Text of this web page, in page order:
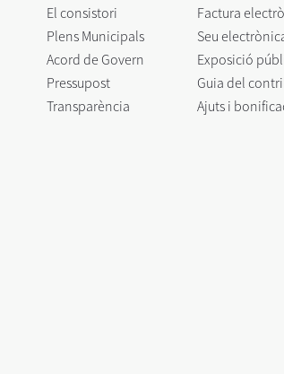
El consistori
Plens Municipals
Acord de Govern
Pressupost
Transparència
Factura
Seu
Exposició
Guia del
Ajuts i